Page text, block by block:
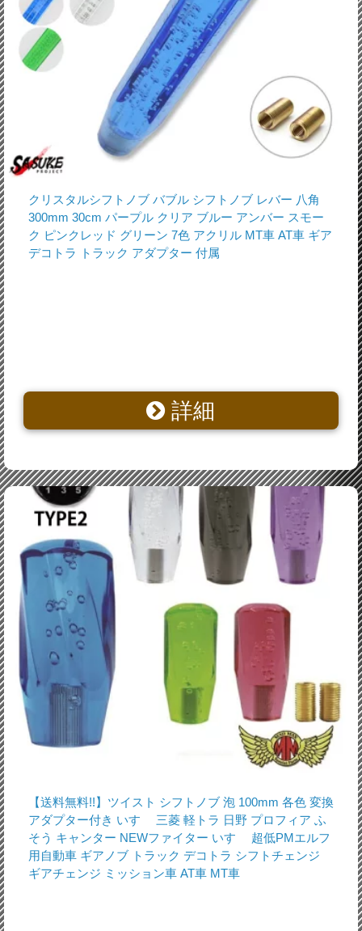
クリスタルシフトノブ バブル シフトノブ レバー 八角
300mm 30cm パープル クリア ブルー アンバー スモー
ク ピンクレッド グリーン 7色 アクリル MT車 AT車 ギア
デコトラ トラック アダプター 付属
詳細
【送料無料!!】ツイスト シフトノブ 泡 100mm 各色 変換
アダプター付き いすゞ 三菱 軽トラ 日野 プロフィア ふ
そう キャンター NEWファイター いすゞ 超低PMエルフ
用自動車 ギアノブ トラック デコトラ シフトチェンジ
ギアチェンジ ミッション車 AT車 MT車